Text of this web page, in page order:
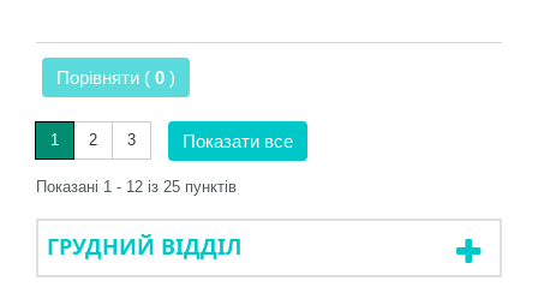
Порівняти ( 0 )
Показати все
1 2 3
Показані 1 - 12 із 25 пунктів
ГРУДНИЙ ВІДДІЛ